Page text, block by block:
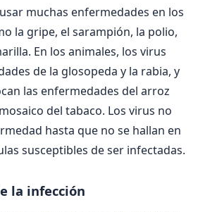
muchas enfermedades en los
la gripe, el sarampión, la polio,
En los animales, los virus
de la glosopeda y la rabia, y
las enfermedades del arroz
del tabaco. Los virus no
hasta que no se hallan en
susceptibles de ser infectadas.
la infección